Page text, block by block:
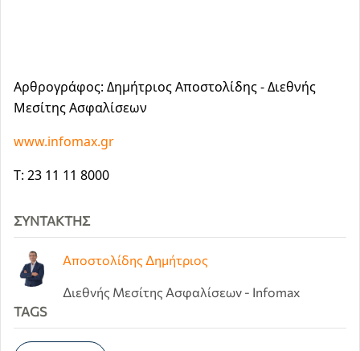
Αρθρογράφος: Δημήτριος Αποστολίδης- Διεθνής
Μεσίτης Ασφαλίσεων
www.infomax.gr
Τ: 23 11 11 8000
ΣΥΝΤΆΚΤΗΣ
Αποστολίδης Δημήτριος
Διεθνής Μεσίτης Ασφαλίσεων - Infomax
TAGS